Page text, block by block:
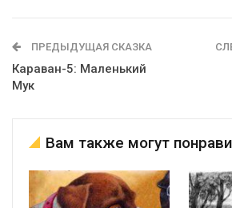
ПРЕДЫДУЩАЯ СКАЗКА
Караван-5: Маленький
Мук
Вам также могут